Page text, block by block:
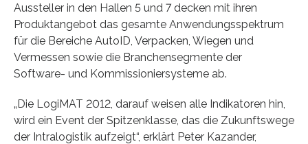
Aussteller in den Hallen 5 und 7 decken mit ihren
Produktangebot das gesamte Anwendungsspektrum
für die Bereiche AutoID, Verpacken, Wiegen und
Vermessen sowie die Branchensegmente der
Software- und Kommissioniersysteme ab.
„Die LogiMAT 2012, darauf weisen alle Indikatoren hin,
wird ein Event der Spitzenklasse, das die Zukunftswege
der Intralogistik aufzeigt“, erklärt Peter Kazander,